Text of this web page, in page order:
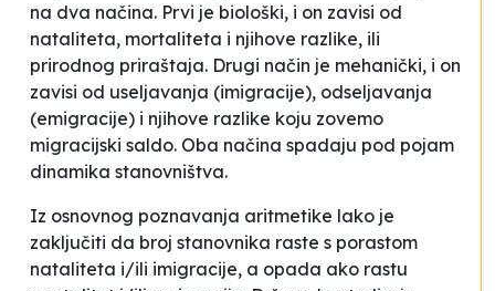
na dva načina. Prvi je biološki, i on zavisi od
nataliteta, mortaliteta i njihove razlike, ili
prirodnog priraštaja. Drugi način je mehanički, i on
zavisi od useljavanja (imigracije), odseljavanja
(emigracije) i njihove razlike koju zovemo
migracijski saldo. Oba načina spadaju pod pojam
dinamika stanovništva.
Iz osnovnog poznavanja aritmetike lako je
zaključiti da broj stanovnika raste s porastom
nataliteta i/ili imigracije, a opada ako rastu